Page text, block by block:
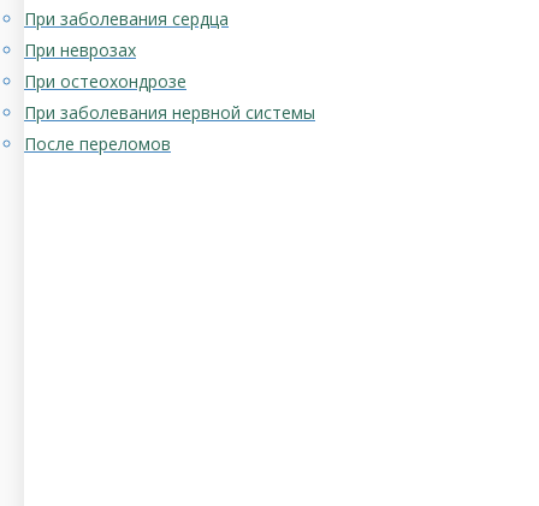
При заболевания сердца
При неврозах
При остеохондрозе
При заболевания нервной системы
После переломов